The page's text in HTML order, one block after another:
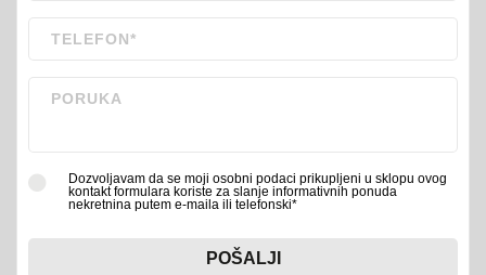
Dozvoljavam da se moji osobni podaci prikupljeni u sklopu ovog
kontakt formulara koriste za slanje informativnih ponuda
nekretnina putem e-maila ili telefonski*
POŠALJI